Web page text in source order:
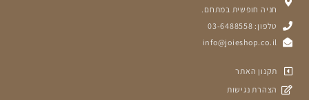
חניה חופשית במתחם.
טלפון: 03-6488558
info@joieshop.co.il
תקנון האתר
הצהרת נגישות